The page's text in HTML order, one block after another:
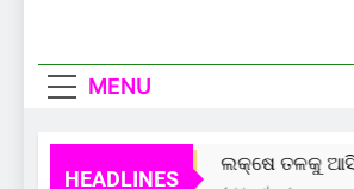
MENU
HEADLINES
ଲକ୍ଷେ ତଳକୁ